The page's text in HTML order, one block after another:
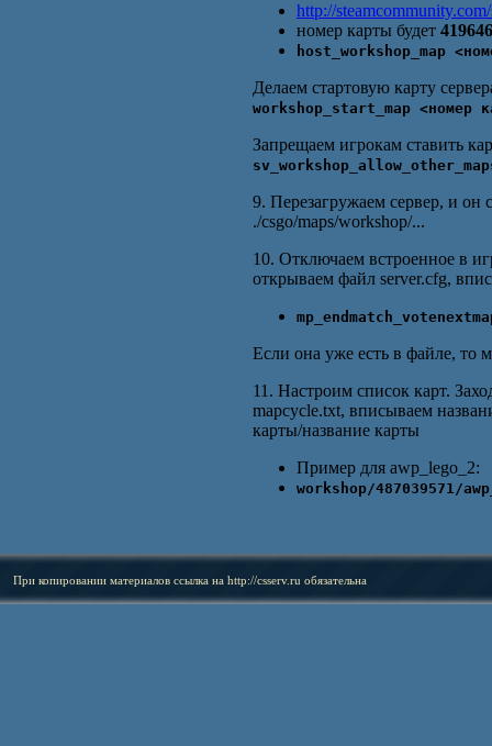
http://
номер карты будет
host_workshop_map
Делаем стартовую карту
workshop_start_map <номер
Запрещаем игрокам ставить
9. Перезагружаем сервер, и он
./csgo/maps/workshop/...
10. Отключаем встроенное в
открываем файл server.cfg,
Если она уже есть в файле, то
11. Настроим список карт.
mapcycle.txt, вписываем
карты/название карты
Пример для awp_lego_2:
workshop/487039571/
При копировании материалов ссылка на http://csserv.ru обязательна